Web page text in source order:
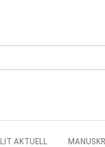
LIT AKTUELL